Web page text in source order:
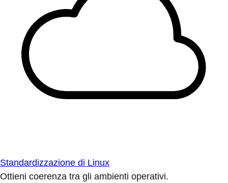
Standardizzazione di Linux
Ottieni coerenza tra gli ambienti operativi.